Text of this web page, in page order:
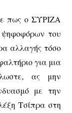
πως ο ΣΥΡΙΖΑ
ψηφοφόρων του
αλλαγής τόσο
για μια
ας μην
με την
Τσίπρα στη